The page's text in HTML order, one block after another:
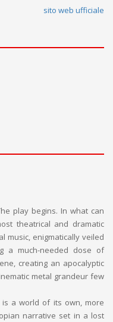
sito web ufficiale
play begins. In what can
theatrical and dramatic
music, enigmatically veiled
a much-needed dose of
creating an apocalyptic
metal grandeur few
a world of its own, more
narrative set in a lost